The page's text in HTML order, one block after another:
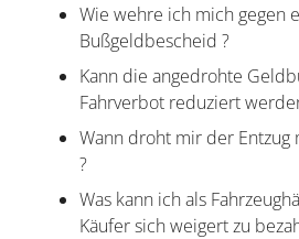
Wie wehre ich mich gegen
Bußgeldbescheid ?
Kann die angedrohte
Fahrverbot reduziert
Wann droht mir der Entzug
?
Was kann ich als
Käufer sich weigert zu